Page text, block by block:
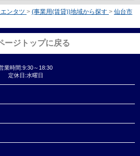
ンタツ > (事業用(賃貸))地域から探す > 仙台市
ージトップに戻る
業時間:9:30～18:30
定休日:水曜日